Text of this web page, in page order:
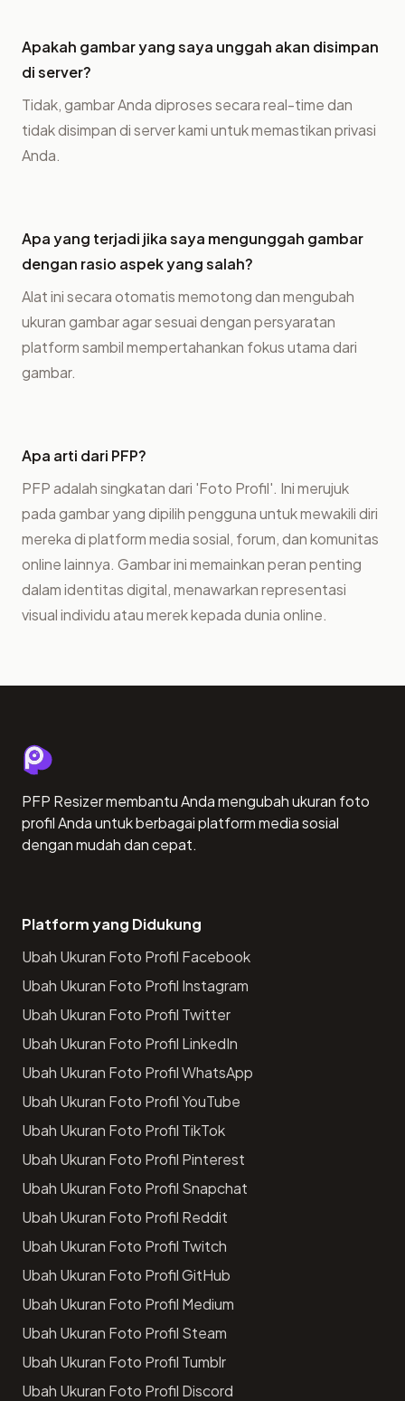
Apakah gambar yang saya unggah akan disimpan
di server?
Tidak, gambar Anda diproses secara real-time dan
tidak disimpan di server kami untuk memastikan privasi
Anda.
Apa yang terjadi jika saya mengunggah gambar
dengan rasio aspek yang salah?
Alat ini secara otomatis memotong dan mengubah
ukuran gambar agar sesuai dengan persyaratan
platform sambil mempertahankan fokus utama dari
gambar.
Apa arti dari PFP?
PFP adalah singkatan dari 'Foto Profil'. Ini merujuk
pada gambar yang dipilih pengguna untuk mewakili diri
mereka di platform media sosial, forum, dan komunitas
online lainnya. Gambar ini memainkan peran penting
dalam identitas digital, menawarkan representasi
visual individu atau merek kepada dunia online.
PFP Resizer membantu Anda mengubah ukuran foto
profil Anda untuk berbagai platform media sosial
dengan mudah dan cepat.
Platform yang Didukung
Ubah Ukuran Foto Profil Facebook
Ubah Ukuran Foto Profil Instagram
Ubah Ukuran Foto Profil Twitter
Ubah Ukuran Foto Profil LinkedIn
Ubah Ukuran Foto Profil WhatsApp
Ubah Ukuran Foto Profil YouTube
Ubah Ukuran Foto Profil TikTok
Ubah Ukuran Foto Profil Pinterest
Ubah Ukuran Foto Profil Snapchat
Ubah Ukuran Foto Profil Reddit
Ubah Ukuran Foto Profil Twitch
Ubah Ukuran Foto Profil GitHub
Ubah Ukuran Foto Profil Medium
Ubah Ukuran Foto Profil Steam
Ubah Ukuran Foto Profil Tumblr
Ubah Ukuran Foto Profil Discord